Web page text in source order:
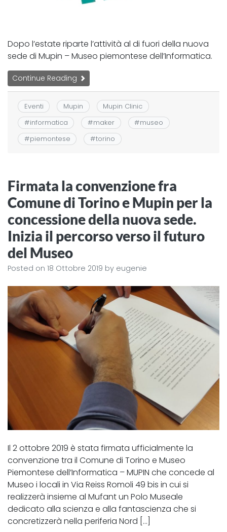
Dopo l’estate riparte l’attività al di fuori della nuova
sede di Mupin – Museo piemontese dell’Informatica.
Continue Reading
Eventi Mupin
Mupin Clinic
#informatica #maker #museo
#piemontese #torino
Firmata la convenzione fra
Comune di Torino e Mupin per la
concessione della nuova sede.
Inizia il percorso verso il futuro
del Museo
Posted on 18 Ottobre 2019 by eugenie
Il 2 ottobre 2019 è stata firmata ufficialmente la
convenzione tra il Comune di Torino e Museo
Piemontese dell’Informatica – MUPIN che concede al
Museo i locali in Via Reiss Romoli 49 bis in cui si
realizzerà insieme al Mufant un Polo Museale
dedicato alla scienza e alla fantascienza che si
concretizzerà nella periferia Nord […]